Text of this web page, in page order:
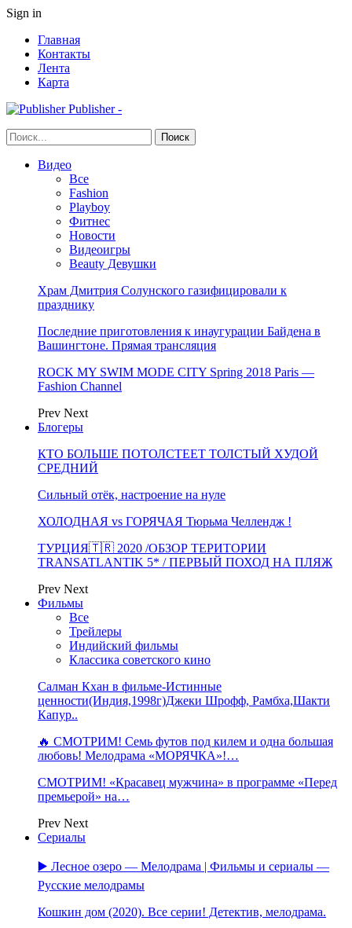
Sign in
Главная
Контакты
Лента
Карта
Publisher -
Видео
Все
Fashion
Playboy
Фитнес
Новости
Видеоигры
Beauty Девушки
Храм Дмитрия Солунского газифицировали к
празднику
Последние приготовления к инаугурации Байдена в
Вашингтоне. Прямая трансляция
ROCK MY SWIM MODE CITY Spring 2018 Paris —
Fashion Channel
Prev Next
Блогеры
КТО БОЛЬШЕ ПОТОЛСТЕЕТ ТОЛСТЫЙ ХУДОЙ
СРЕДНИЙ
Сильный отёк, настроение на нуле
ХОЛОДНАЯ vs ГОРЯЧАЯ Тюрьма Челлендж !
ТУРЦИЯ🇹🇷 2020 /ОБЗОР ТЕРИТОРИИ
TRANSATLANTIK 5* / ПЕРВЫЙ ПОХОД НА ПЛЯЖ
Prev Next
Фильмы
Все
Трейлеры
Индийский фильмы
Классика советского кино
Салман Кхан в фильме-Истинные
ценности(Индия,1998г)Джеки Шрофф, Рамбха,Шакти
Капур..
🔥 СМОТРИМ! Семь футов под килем и одна большая
любовь! Мелодрама «МОРЯЧКА»!…
СМОТРИМ! «Красавец мужчина» в программе «Перед
премьерой» на…
Prev Next
Сериалы
▶️ Лесное озеро — Мелодрама | Фильмы и сериалы —
Русские мелодрамы
Кошкин дом (2020). Все серии! Детектив, мелодрама.